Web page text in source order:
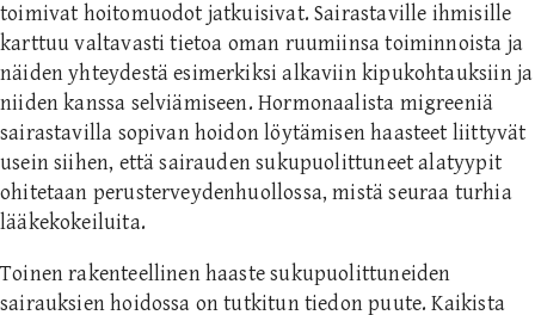
toimivat hoitomuodot jatkuisivat. Sairastaville ihmisille
karttuu valtavasti tietoa oman ruumiinsa toiminnoista ja
näiden yhteydestä esimerkiksi alkaviin kipukohtauksiin ja
niiden kanssa selviämiseen. Hormonaalista migreeniä
sairastavilla sopivan hoidon löytämisen haasteet liittyvät
usein siihen, että sairauden sukupuolittuneet alatyypit
ohitetaan perusterveydenhuollossa, mistä seuraa turhia
lääkekokeiluita.
Toinen rakenteellinen haaste sukupuolittuneiden
sairauksien hoidossa on tutkitun tiedon puute. Kaikista